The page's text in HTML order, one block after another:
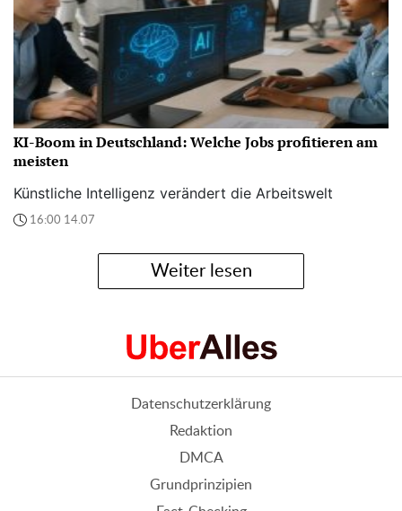
KI-Boom in Deutschland: Welche Jobs profitieren am
meisten
Künstliche Intelligenz verändert die Arbeitswelt
16:00 14.07
Weiter lesen
Datenschutzerklärung
Redaktion
DMCA
Grundprinzipien